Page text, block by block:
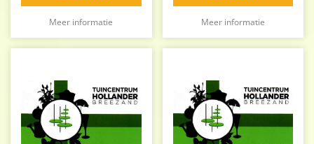
Meer informatie Meer informatie